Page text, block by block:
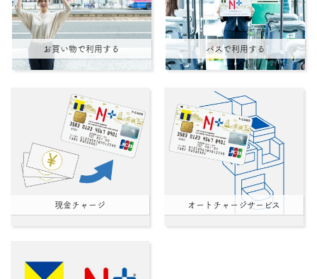
お買い物で利用する バスで利用する
現金チャージ オートチャージサービス